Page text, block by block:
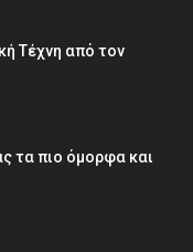
Τέχνη από τον
τα πιο όμορφα και